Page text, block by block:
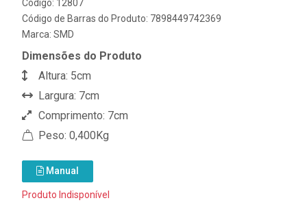
Código: 12807
Código de Barras do Produto: 7898449742369
Marca: SMD
Dimensões do Produto
Altura: 5cm
Largura: 7cm
Comprimento: 7cm
Peso: 0,400Kg
Manual
Produto Indisponível